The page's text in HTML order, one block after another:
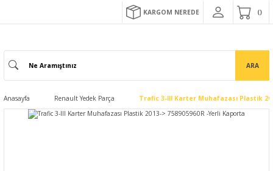
KARGOM NEREDE
ARA
Anasayfa Renault Yedek Parça Trafic 3-III Karter Muhafazası Plastik